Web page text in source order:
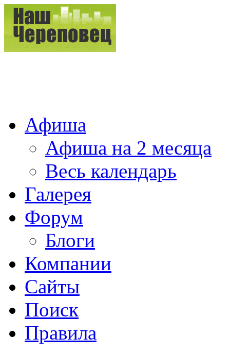
Афиша
Афиша на 2 месяца
Весь календарь
Галерея
Форум
Блоги
Компании
Сайты
Поиск
Правила